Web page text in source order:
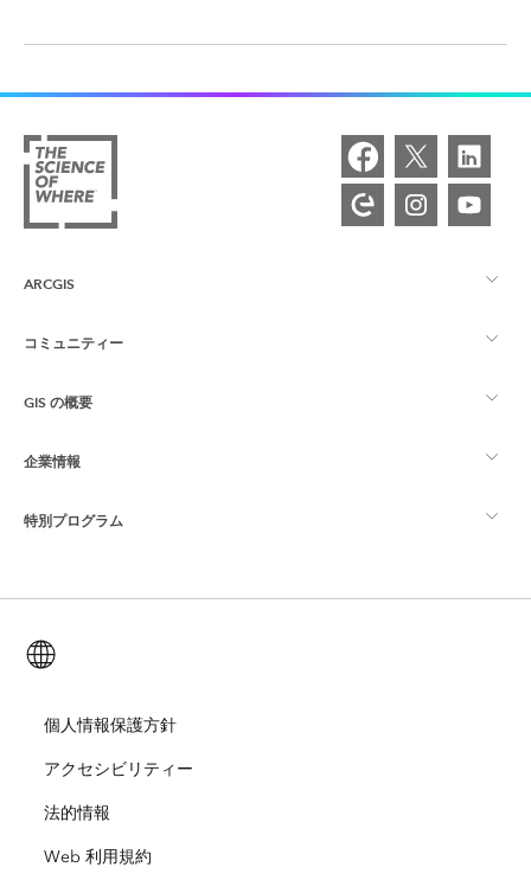
ARCGIS
ArcGIS の概要
マッピング
Esri ストア
コミュニティー
Esri Community
ArcGIS ブログ
ユーザー調査およびテスト
Esri Young Professionals Network
イベント
GIS の概要
GIS とは
ロケーション インテリジェンス
トレーニング
ArcUser
ArcNews
Esri Press
企業情報
Esri について
採用情報
オープンビジョン
企業行動規範
特別プログラム
ArcGIS for Student Use
自然保護
災害対応
教育機関
個人情報保護方針
アクセシビリティー
法的情報
Web 利用規約